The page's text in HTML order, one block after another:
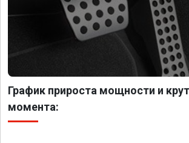
График прироста мощности и
момента: